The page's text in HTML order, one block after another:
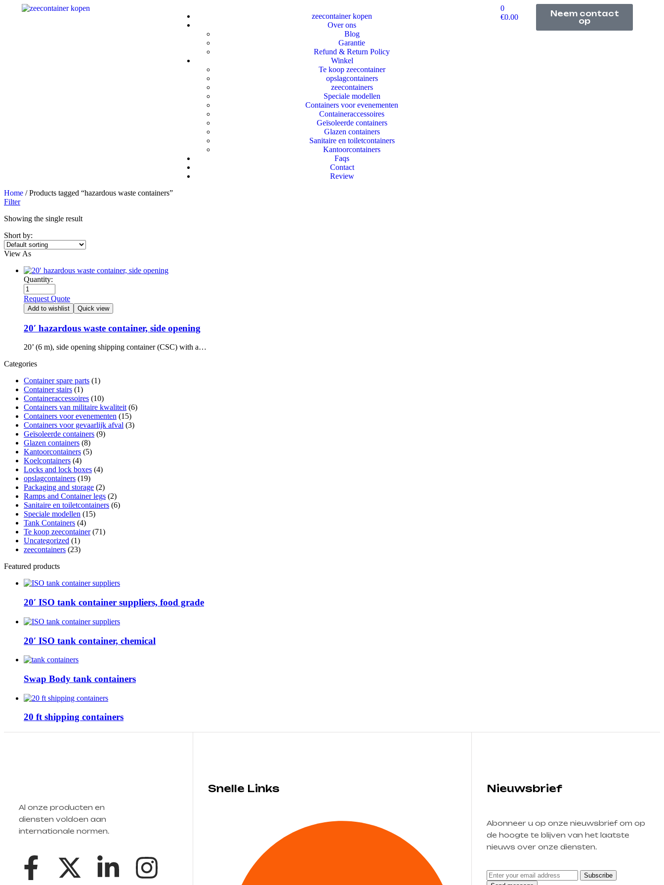
zeecontainer kopen
Over ons
Blog
Garantie
Refund & Return Policy
Winkel
Te koop zeecontainer​
opslagcontainers
zeecontainers
Speciale modellen
Containers voor evenementen
Containeraccessoires
Geïsoleerde containers
Glazen containers
Sanitaire en toiletcontainers
Kantoorcontainers
Faqs
Contact
Review
0
€0.00 Neem contact
op
Home / Products tagged “hazardous waste containers​”
Filter
Showing the single result
Short by:
View As
Quantity:
Request Quote
Add to wishlist Quick view
20′ hazardous waste container, side opening
20’ (6 m), side opening shipping container (CSC) with a…
Categories
Container spare parts (1)
Container stairs (1)
Containeraccessoires (10)
Containers van militaire kwaliteit (6)
Containers voor evenementen (15)
Containers voor gevaarlijk afval (3)
Geïsoleerde containers (9)
Glazen containers (8)
Kantoorcontainers (5)
Koelcontainers (4)
Locks and lock boxes (4)
opslagcontainers (19)
Packaging and storage (2)
Ramps and Container legs (2)
Sanitaire en toiletcontainers (6)
Speciale modellen (15)
Tank Containers (4)
Te koop zeecontainer​ (71)
Uncategorized (1)
zeecontainers (23)
Featured products
20′ ISO tank container suppliers, food grade
20′ ISO tank container, chemical
Swap Body tank containers
20 ft shipping containers
Al onze producten en
diensten voldoen aan
internationale normen.
Snelle Links Nieuwsbrief
Abonneer u op onze nieuwsbrief om op
de hoogte te blijven van het laatste
nieuws over onze diensten.
Subscribe